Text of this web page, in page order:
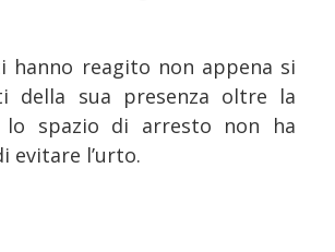
hanno reagito non appena si
della sua presenza oltre la
lo spazio di arresto non ha
evitare l’urto.